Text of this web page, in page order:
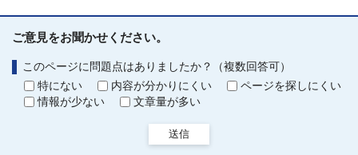
ご意見をお聞かせください。
このページに問題点はありましたか？（複数回答可）
特にない
内容が分かりにくい
ページを探しにくい
情報が少ない
文章量が多い
送信